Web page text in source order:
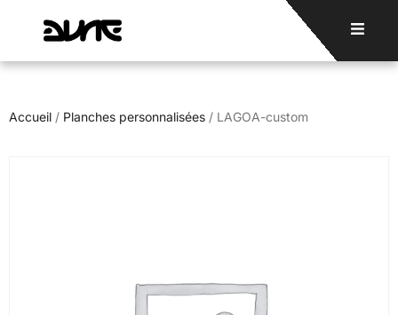
Accueil / Planches personnalisées / LAGOA-custom